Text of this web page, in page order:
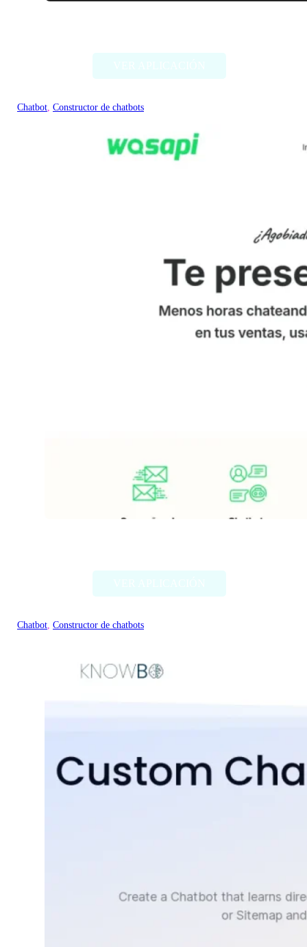
Chatbot, Constructor de chatbots
Chatbot, Constructor de chatbots